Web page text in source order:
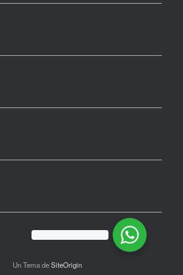
Un Tema deSiteOrigin